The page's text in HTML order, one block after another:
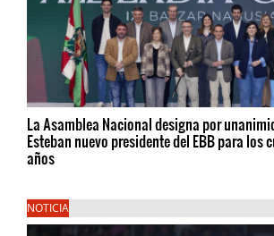
La Asamblea Nacional designa por
Esteban nuevo presidente del EBB para los
años
NOTICIA